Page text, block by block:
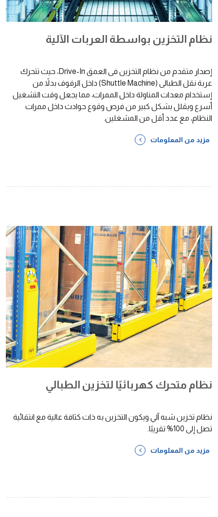
نظام التخزين بواسطة العربات الآلية
إصدار متقدم من نظام التخزين فى العمق Drive-In، حيث تتحرك
عربة نقل الطبالى (Shuttle Machine) داخل الرفوف بدلاً من
إستخدام معدات المناولة داخل الممرات، مما يجعل وقت التشغيل
أسرع ويقلل بشكل كبير من فرص وقوع حوادث داخل ممرات
النظام، مع عدد أقل من المشغلين.
مزيد من المعلومات
نظام متحرك كهربائيًا لتخزين الطبالي
نظام تخزين شبه آلي ويكون التخزين به ذات كثافة عالية مع انتقائية
تصل إلى 100% تقريبًا.
مزيد من المعلومات